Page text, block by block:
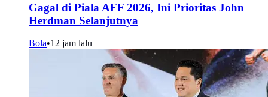
Gagal di Piala AFF 2026, Ini Prioritas John
Herdman Selanjutnya
Bola•12 jam lalu